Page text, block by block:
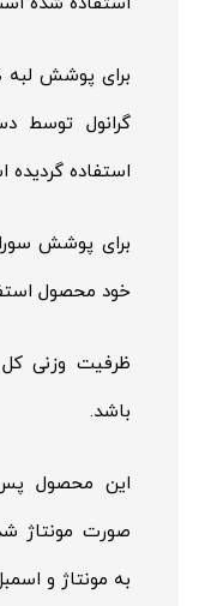
گرانول توسط
استفاده
برای پوشش
خود محصول
باشد.
این محصول
صورت مونتاژ
به مونتاژ و